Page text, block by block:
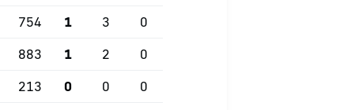
754 1 3 0
883 1 2 0
213 0 0 0